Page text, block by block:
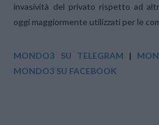
invasività del privato rispetto ad
oggi maggiormente utilizzati per le
MONDO3 SU TELEGRAM |
MONDO3 SU FACEBOOK